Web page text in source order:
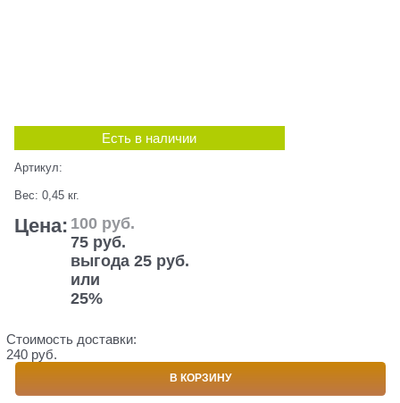
Есть в наличии
Артикул:
Вес: 0,45 кг.
Цена: 100 руб.
75 руб.
выгода 25 руб.
или
25%
Стоимость доставки:
240 руб.
В КОРЗИНУ